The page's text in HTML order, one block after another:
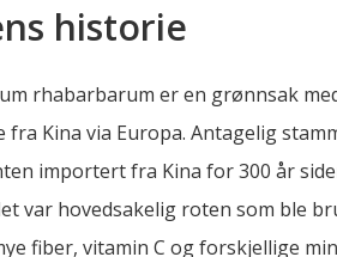
historie
rhabarbarum er en grønnsak
Kina via Europa. Antagelig
importert fra Kina for 300 år
var hovedsakelig roten som ble
fiber, vitamin C og forskjellige